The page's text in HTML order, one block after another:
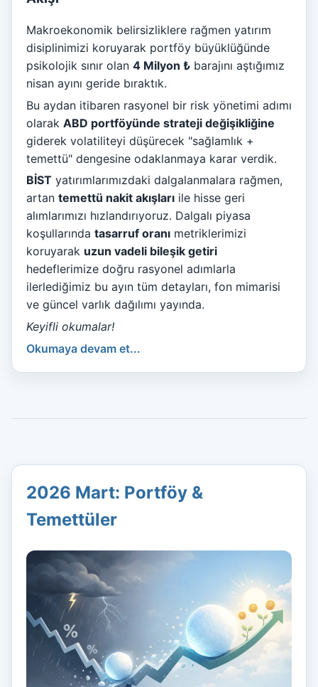
Makroekonomik belirsizliklere rağmen yatırım
disiplinimizi koruyarak portföy büyüklüğünde
psikolojik sınır olan 4 Milyon ₺ barajını aştığımız
nisan ayını geride bıraktık.
Bu aydan itibaren rasyonel bir risk yönetimi adımı
olarak ABD portföyünde strateji değişikliğine
giderek volatiliteyi düşürecek "sağlamlık +
temettü" dengesine odaklanmaya karar verdik.
BİST yatırımlarımızdaki dalgalanmalara rağmen,
artan temettü nakit akışları ile hisse geri
alımlarımızı hızlandırıyoruz. Dalgalı piyasa
koşullarında tasarruf oranı metriklerimizi
koruyarak uzun vadeli bileşik getiri
hedeflerimize doğru rasyonel adımlarla
ilerlediğimiz bu ayın tüm detayları, fon mimarisi
ve güncel varlık dağılımı yayında.
Keyifli okumalar!
Okumaya devam et...
2026 Mart: Portföy &
Temettüler